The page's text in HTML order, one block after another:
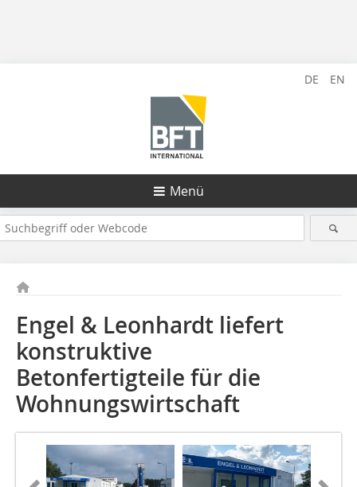
DE EN
Menü
Engel & Leonhardt liefert
konstruktive
Betonfertigteile für die
Wohnungswirtschaft